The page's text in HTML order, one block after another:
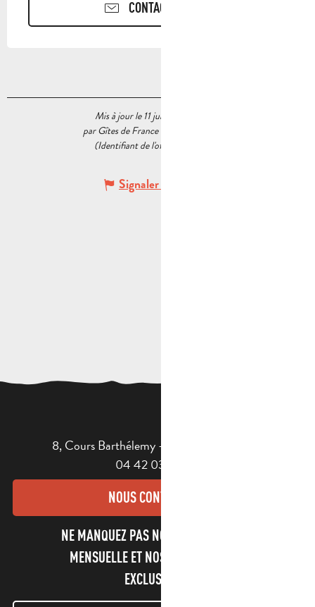
CONTACTEZ-NOUS
Mis à jour le 11 juin 2026 à 12:28
par Gîtes de France Bouches du Rhône
(Identifiant de l'offre :
Signaler une erreur
8, Cours Barthélemy - 13400 AUBAGNE
04 42 03 49 98
NOUS CONTACTER
NE MANQUEZ PAS NOTRE NEWSLETTER
MENSUELLE ET NOS INFORMATIONS
EXCLUSIVES !